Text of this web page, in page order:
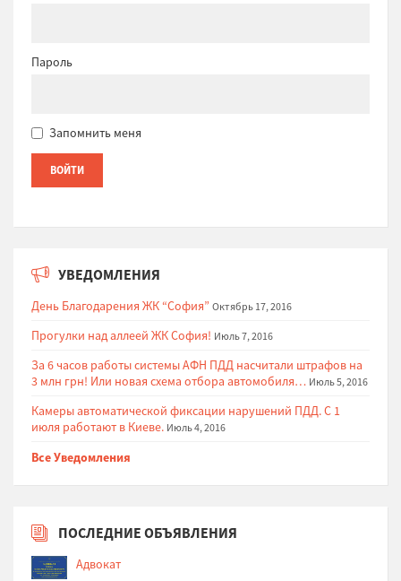
Пароль
Запомнить меня
УВЕДОМЛЕНИЯ
День Благодарения ЖК “София” Октябрь 17, 2016
Прогулки над аллеей ЖК София! Июль 7, 2016
За 6 часов работы системы АФН ПДД насчитали штрафов на
3 млн грн! Или новая схема отбора автомобиля… Июль 5, 2016
Камеры автоматической фиксации нарушений ПДД. С 1
июля работают в Киеве. Июль 4, 2016
Все Уведомления
ПОСЛЕДНИЕ ОБЪЯВЛЕНИЯ
Адвокат